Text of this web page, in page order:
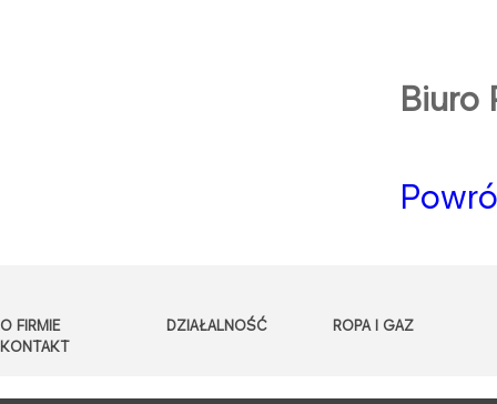
Biuro
O FIRMIE DZIAŁALNOŚĆ
ROPA I GAZ
KONTAKT